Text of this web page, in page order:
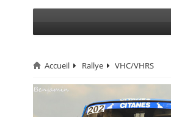
CIRCUIT
Accueil Rallye VHC/VHRS